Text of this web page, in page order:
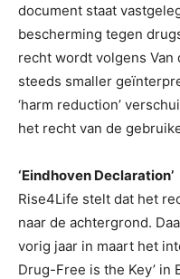
document staat
bescherming tegen
recht wordt volgens Van
steeds smaller
‘harm reduction’
het recht van de
‘Eindhoven Declaration’
Rise4Life stelt dat het
naar de achtergrond.
vorig jaar in maart het
Drug-Free is the Key’ in